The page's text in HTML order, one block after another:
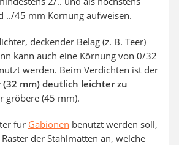
../45 mm Körnung aufweisen.
deckender Belag (z. B. Teer)
kann auch eine Körnung von 0/32
werden. Beim Verdichten ist der
mm) deutlich leichter zu
gröbere (45 mm).
für Gabionen benutzt werden soll,
der Stahlmatten an, welche